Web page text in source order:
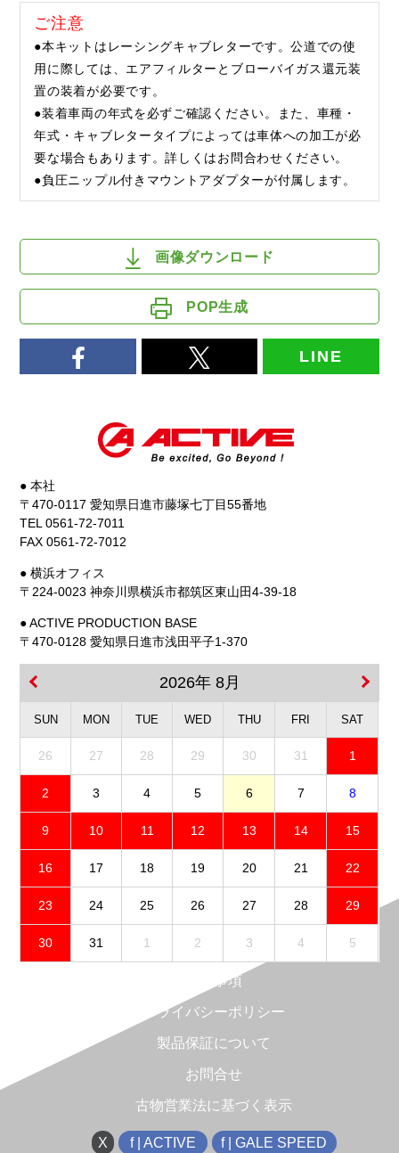
ご注意
●本キットはレーシングキャブレターです。公道での使
用に際しては、エアフィルターとブローバイガス還元装
置の装着が必要です。
●装着車両の年式を必ずご確認ください。また、車種・
年式・キャブレタータイプによっては車体への加工が必
要な場合もあります。詳しくはお問合わせください。
●負圧ニップル付きマウントアダプターが付属します。
画像ダウンロード
POP生成
LINE
● 本社
〒470-0117 愛知県日進市藤塚七丁目55番地
TEL 0561-72-7011
FAX 0561-72-7012
● 横浜オフィス
〒224-0023 神奈川県横浜市都筑区東山田4-39-18
● ACTIVE PRODUCTION BASE
〒470-0128 愛知県日進市浅田平子1-370
2026年 8月
SUN MON TUE WED THU FRI SAT
26 27 28 29 30 31 1
2 3 4 5 6 7 8
9 10 11 12 13 14 15
16 17 18 19 20 21 22
23 24 25 26 27 28 29
30 31 1 2 3 4 5
免責事項
プライバシーポリシー
製品保証について
お問合せ
古物営業法に基づく表示
X f | ACTIVE f | GALE SPEED